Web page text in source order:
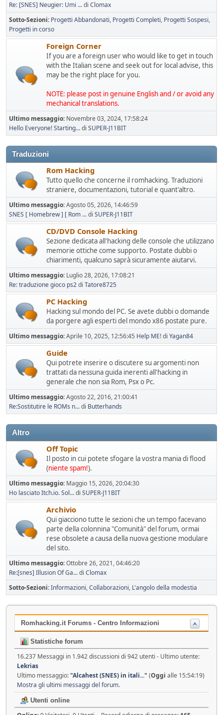
Re: [SNES] Neugier: Umi ...di Clomax
Sotto-Sezioni Progetti Abbandonati Progetti Completi Progetti Sospesi
Progetti in corso
Foreign Corner
If you are a foreign user who would like to get in touch
with the Italian scene and seek out for local advise, this
may be the right place for you.
NOTE: please post in genuine English and / or avoid any
mechanical translations.
Ultimo messaggio: Novembre 03, 2024, 17:58:24
Hello Everyone! Starting...di SUPER-J11BIT
Traduzioni
Rom Hacking
Tutto quello che concerne il romhacking. Traduzioni
straniere, documentazioni, tutorial e quant'altro.
Ultimo messaggio:Agosto 05, 2026, 14:46:59
SNES [ Homebrew ] [ Rom ...di SUPER-J11BIT
CD/DVD Console Hacking
Sezione dedicata all'hacking delle console che utilizzano
memorie ottiche come supporto. Postate dubbi o
chiarimenti, qualcuno saprà sicuramente aiutarvi.
Ultimo messaggio: Luglio 28, 2026, 17:08:21
Re: traduzione gioco ps2di Tatore8725
PC Hacking
Hacking sul mondo del PC. Se avete dubbi o domande
da porgere agli esperti del mondo x86 postate pure.
Ultimo messaggio:Aprile 10, 2025, 12:56:45 Help ME!di Yagan84
Guide
Qui potrete inserire o discutere su argomenti non
trattati da nessuna guida inerenti all'hacking in
generale che non sia Rom, Psx o Pc.
Ultimo messaggio:Agosto 22, 2016, 21:00:41
Re:Sostitutire le ROMs n...di Butterhands
Altro
Off Topic
Il posto in cui potete sfogare la vostra mania di flood
(niente spam!).
Ultimo messaggio: Maggio 15, 2026, 20:04:30
Ho lasciato Itch.io. Sol...di SUPER-J11BIT
Archivio
Qui giacciono tutte le sezioni che un tempo facevano
parte della colonnina "Comunità" del forum, ormai
rese obsolete a causa della nuova gestione modulare
del sito.
Ultimo messaggio:Ottobre 26, 2021, 04:46:20
Re:[snes] Illusion Of Ga...di Clomax
Sotto-Sezioni Informazioni Collaborazioni L'angolo della modestia
Romhacking.it Forums - Centro Informazioni
Statistiche forum
16.237 Messaggi in 1.942 discussioni di 942 utenti - Ultimo utente:
Lekrias
Ultimo messaggio:"Alcahest (SNES) in itali..." (Oggi alle 15:54:19)
Mostra gli ultimi messaggi del forum.
Utenti online